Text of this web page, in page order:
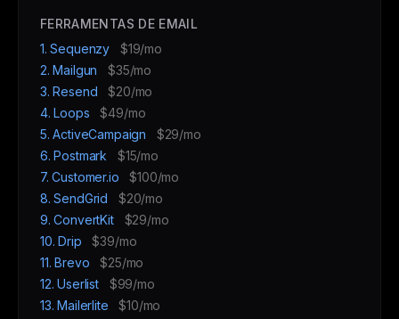
FERRAMENTAS DE EMAIL
1. Sequenzy
$19/mo
2. Mailgun
$35/mo
3. Resend
$20/mo
4. Loops
$49/mo
5. ActiveCampaign
$29/mo
6. Postmark
$15/mo
7. Customer.io
$100/mo
8. SendGrid
$20/mo
9. ConvertKit
$29/mo
10. Drip
$39/mo
11. Brevo
$25/mo
12. Userlist
$99/mo
13. Mailerlite
$10/mo